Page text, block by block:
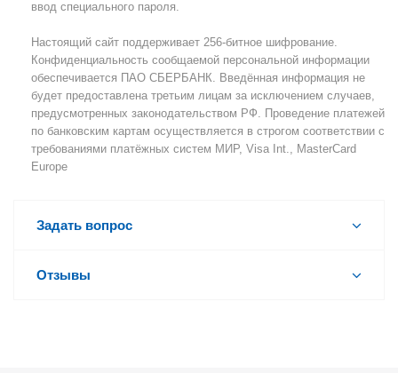
ввод специального пароля.
Настоящий сайт поддерживает 256-битное шифрование.
Конфиденциальность сообщаемой персональной информации
обеспечивается ПАО СБЕРБАНК. Введённая информация не
будет предоставлена третьим лицам за исключением случаев,
предусмотренных законодательством РФ. Проведение платежей
по банковским картам осуществляется в строгом соответствии с
требованиями платёжных систем МИР, Visa Int., MasterCard
Europe
Задать вопрос
Отзывы